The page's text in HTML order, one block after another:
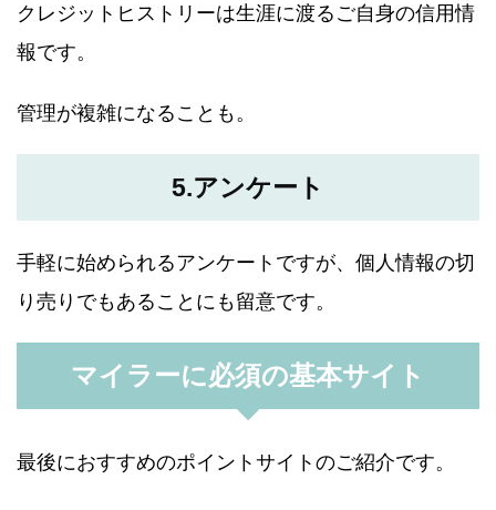
クレジットヒストリーは生涯に渡るご自身の信用情
報です。
管理が複雑になることも。
5.アンケート
手軽に始められるアンケートですが、個人情報の切
り売りでもあることにも留意です。
マイラーに必須の基本サイト
最後におすすめのポイントサイトのご紹介です。